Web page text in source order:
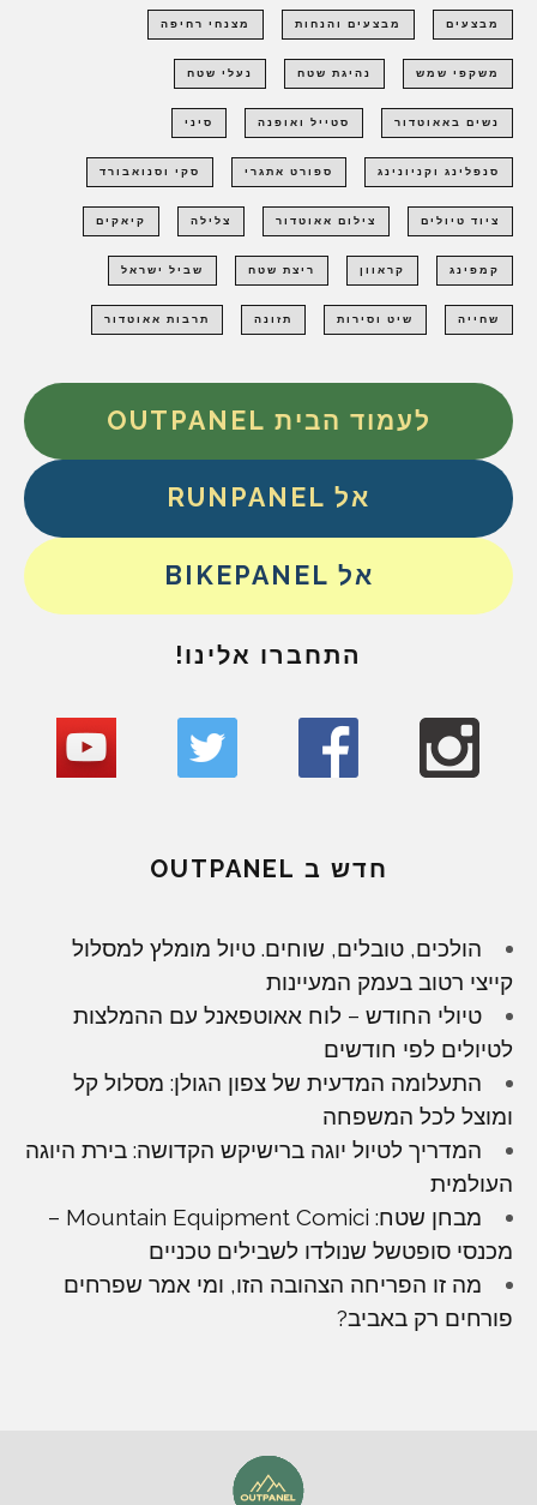
מבצעים מבצעים והנחות מצנחי רחיפה
משקפי שמש נהיגת שטח נעלי שטח
נשים באאוטדור סטייל ואופנה סיני
סנפלינג וקניונינג ספורט אתגרי סקי וסנואבורד
ציוד טיולים צילום אאוטדור צלילה קיאקים
קמפינג קראוון ריצת שטח שביל ישראל
שחייה שיט וסירות תזונה תרבות אאוטדור
לעמוד הבית OUTPANEL
אל RUNPANEL
אל BIKEPANEL
התחברו אלינו!
חדש ב OUTPANEL
הולכים, טובלים, שוחים. טיול מומלץ למסלול
קייצי רטוב בעמק המעיינות
טיולי החודש – לוח אאוטפאנל עם ההמלצות
לטיולים לפי חודשים
התעלומה המדעית של צפון הגולן: מסלול קל
ומוצל לכל המשפחה
המדריך לטיול יוגה ברישיקש הקדושה: בירת היוגה
העולמית
מבחן שטח: Mountain Equipment Comici –
מכנסי סופטשל שנולדו לשבילים טכניים
מה זו הפריחה הצהובה הזו, ומי אמר שפרחים
פורחים רק באביב?